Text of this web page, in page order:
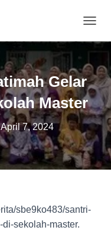
O
G
L
E
N
A
V
I
G
A
T
Gelar
Master
April 7, 2024
sbe9ko483/santri-
sekolah-master.